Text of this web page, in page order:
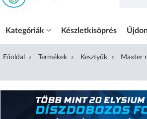
Kategóriák Készletkisöprés
Főoldal Termékek Kesztyűk Maxter